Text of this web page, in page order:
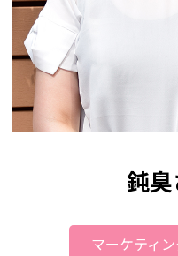
鈍臭
マーケティ